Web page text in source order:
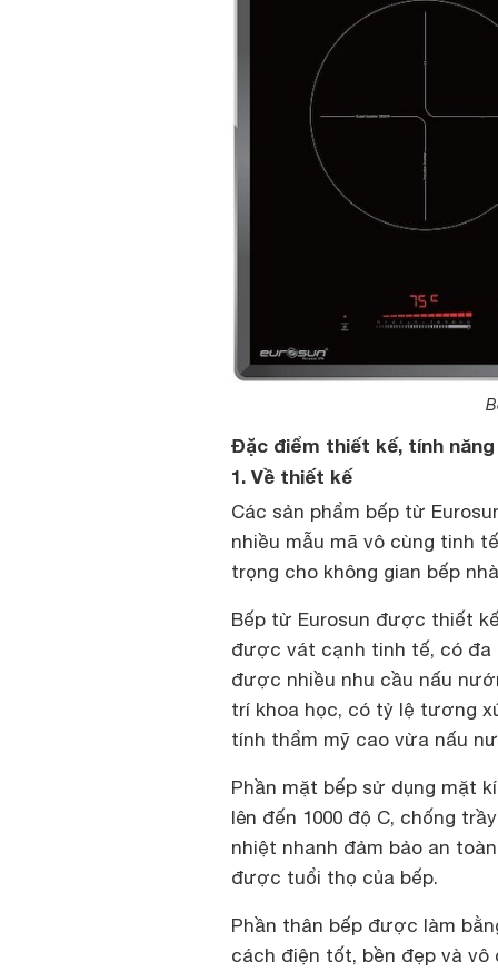
Đặc điểm thiết kế, tính
1. Về thiết kế
Các sản phẩm bếp từ
nhiều mẫu mã vô cùng tinh
trọng cho không gian bếp
Bếp từ Eurosun được thiết
được vát cạnh tinh tế, có đa
được nhiều nhu cầu nấu
trí khoa học, có tỷ lệ tương
tính thẩm mỹ cao vừa nấu
Phần mặt bếp sử dụng mặt
lên đến 1000 độ C, chống
nhiệt nhanh đảm bảo an
được tuổi thọ của bếp.
Phần thân bếp được làm
cách điện tốt, bền đẹp và